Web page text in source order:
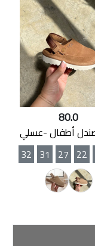
80.0
22
27
31
32